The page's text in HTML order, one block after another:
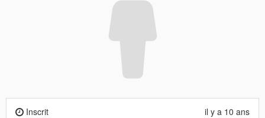
il y a 10 ans
Inscrit